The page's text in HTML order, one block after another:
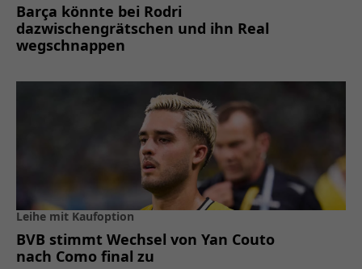
Barça könnte bei Rodri
dazwischengrätschen und ihn Real
wegschnappen
Leihe mit Kaufoption
BVB stimmt Wechsel von Yan Couto
nach Como final zu